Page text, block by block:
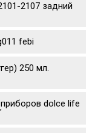
2107 задний
febi
250 мл.
dolce life